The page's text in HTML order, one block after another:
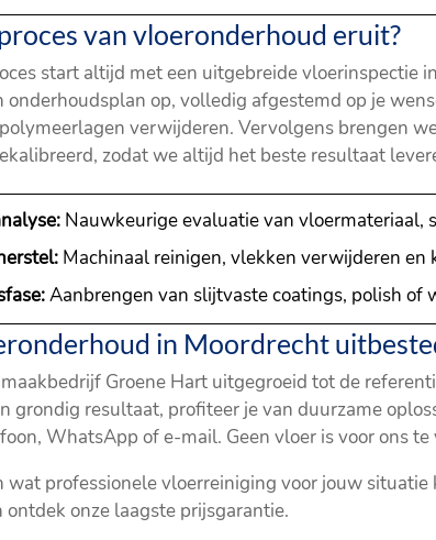
van vloeronderhoud eruit?
start altijd met een uitgebreide vloerinspectie
onderhoudsplan op, volledig afgestemd op je
verwijderen. Vervolgens brengen
zodat we altijd het beste resultaat
Nauwkeurige evaluatie van vloermateriaal,
Machinaal reinigen, vlekken verwijderen
Aanbrengen van slijtvaste coatings, polish
in Moordrecht
Groene Hart uitgegroeid tot de
grondig resultaat, profiteer je van duurzame
WhatsApp of e-mail. Geen vloer is voor ons
professionele vloerreiniging voor jouw situatie
ontdek onze laagste prijsgarantie.